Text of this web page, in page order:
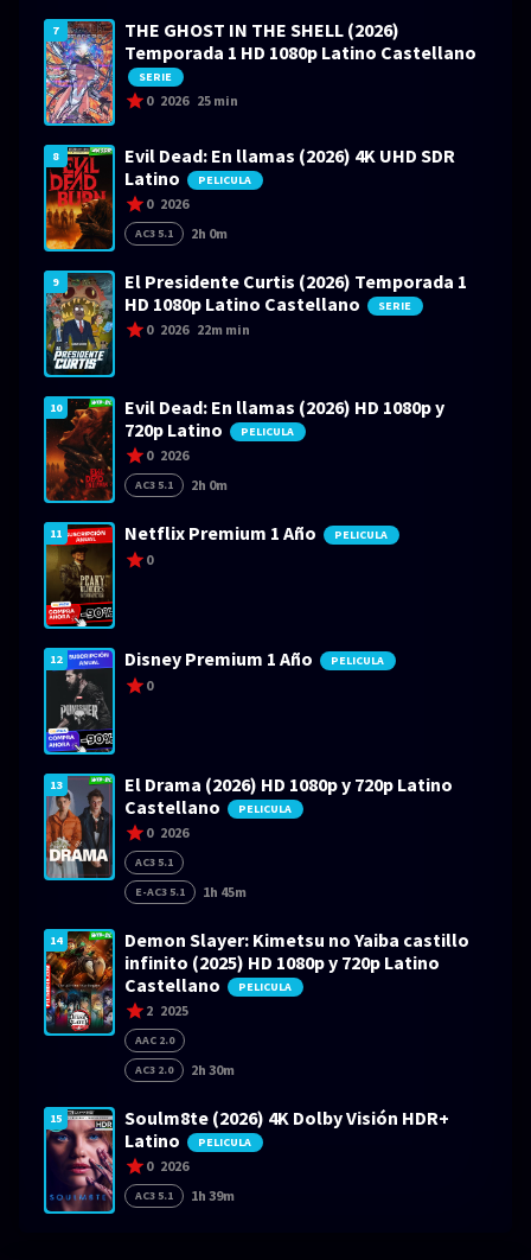
7
THE GHOST IN THE SHELL (2026)
Temporada 1 HD 1080p Latino Castellano
SERIE
0 2026 25 min
8
Evil Dead: En llamas (2026) 4K UHD SDR
Latino
PELICULA
0 2026
AC3 5.1 2h 0m
9
El Presidente Curtis (2026) Temporada 1
HD 1080p Latino Castellano
SERIE
0 2026 22m min
10
Evil Dead: En llamas (2026) HD 1080p y
720p Latino
PELICULA
0 2026
AC3 5.1 2h 0m
11 Netflix Premium 1 Año PELICULA
0
12 Disney Premium 1 Año PELICULA
0
13
El Drama (2026) HD 1080p y 720p Latino
Castellano
PELICULA
0 2026
AC3 5.1
E-AC3 5.1
1h 45m
14
Demon Slayer: Kimetsu no Yaiba castillo
infinito (2025) HD 1080p y 720p Latino
Castellano
PELICULA
2 2025
AAC 2.0
AC3 2.0
2h 30m
15
Soulm8te (2026) 4K Dolby Visión HDR+
Latino
PELICULA
0 2026
AC3 5.1 1h 39m